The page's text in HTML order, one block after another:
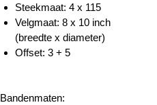
Steekmaat: 4 x 115
Velgmaat: 8 x 10 inch
(breedte x diameter)
Offset: 3 + 5
Bandenmaten: